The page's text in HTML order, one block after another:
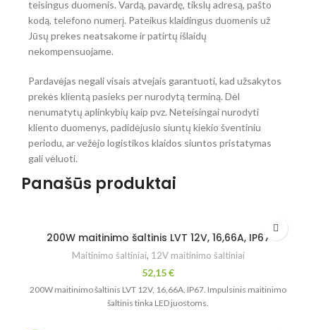
teisingus duomenis. Vardą, pavardę, tikslų adresą, pašto
kodą, telefono numerį. Pateikus klaidingus duomenis už
Jūsų prekes neatsakome ir patirtų išlaidų
nekompensuojame.
Pardavėjas negali visais atvejais garantuoti, kad užsakytos
prekės klientą pasieks per nurodytą terminą. Dėl
nenumatytų aplinkybių kaip pvz. Neteisingai nurodyti
kliento duomenys, padidėjusio siuntų kiekio šventiniu
periodu, ar vežėjo logistikos klaidos siuntos pristatymas
gali vėluoti.
Panašūs produktai
200W maitinimo šaltinis LVT 12V, 16,66A, IP67
Maitinimo šaltiniai, 12V maitinimo šaltiniai
52,15€
200W maitinimo šaltinis LVT 12V, 16,66A, IP67. Impulsinis maitinimo
šaltinis tinka LED juostoms.